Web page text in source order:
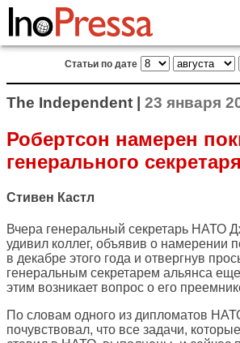
Статьи по дате
The Independent | 23 января
Робертсон намерен
генерального
Стивен Кастл
Вчера генеральный секретарь НАТО
удивил коллег, объявив о намерении
в декабре этого года и отвергнув
генеральным секретарем альянса
этим возникает вопрос о его
По словам одного из дипломатов
почувствовал, что все задачи,